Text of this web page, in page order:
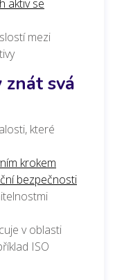
aktiv se
mezi
svá
které
krokem
bezpečnosti
v oblasti
ISO